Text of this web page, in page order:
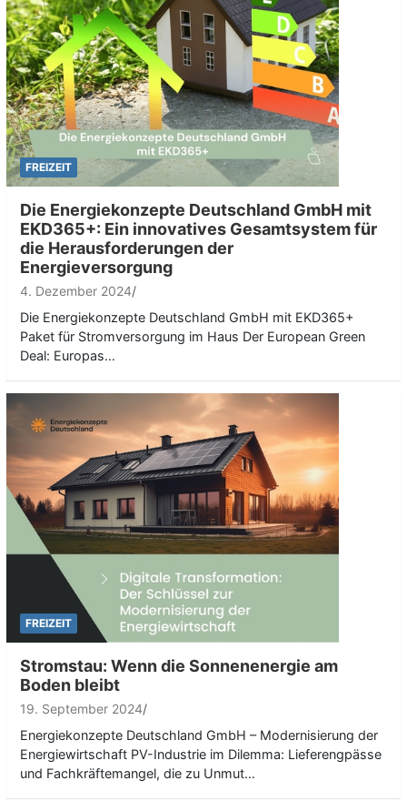
FREIZEIT
Die Energiekonzepte Deutschland GmbH mit
EKD365+: Ein innovatives Gesamtsystem für
die Herausforderungen der
Energieversorgung
4. Dezember 2024
Die Energiekonzepte Deutschland GmbH mit EKD365+
Paket für Stromversorgung im Haus Der European Green
Deal: Europas…
FREIZEIT
Stromstau: Wenn die Sonnenenergie am
Boden bleibt
19. September 2024
Energiekonzepte Deutschland GmbH – Modernisierung der
Energiewirtschaft PV-Industrie im Dilemma: Lieferengpässe
und Fachkräftemangel, die zu Unmut…